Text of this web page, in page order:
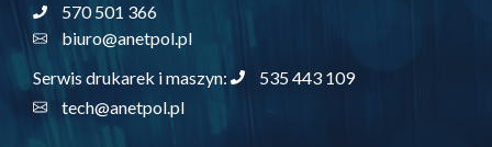
570 501 366
biuro@anetpol.pl
Serwis drukarek i maszyn:
535 443 109
tech@anetpol.pl